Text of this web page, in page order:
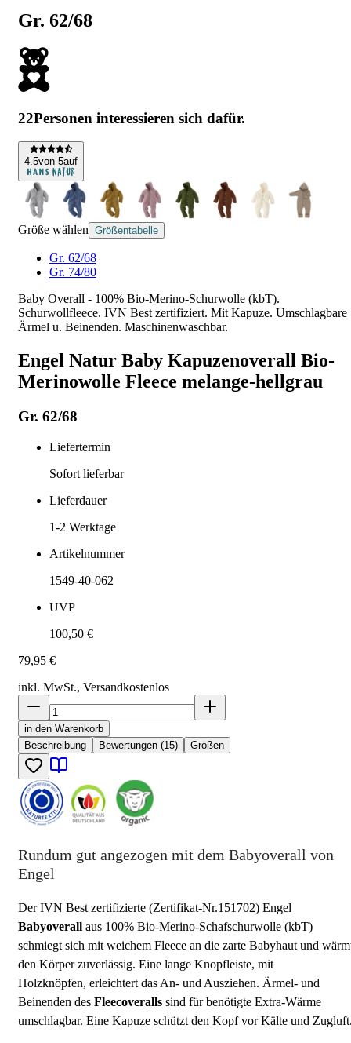
Gr. 62/68
22Personen interessieren sich dafür.
4.5von 5auf
Größe wählen Größentabelle
Gr. 62/68
Gr. 74/80
Baby Overall - 100% Bio-Merino-Schurwolle (kbT).
Schurwollfleece. IVN Best zertifiziert. Mit Kapuze. Umschlagbare
Ärmel u. Beinenden. Maschinenwaschbar.
Engel Natur Baby Kapuzenoverall Bio-
Merinowolle Fleece melange-hellgrau
Gr. 62/68
Liefertermin
Sofort lieferbar
Lieferdauer
1-2 Werktage
Artikelnummer
1549-40-062
UVP
100,50 €
79,95 €
inkl. MwSt., Versandkostenlos
in den Warenkorb
Beschreibung
Bewertungen (15) Größen
Rundum gut angezogen mit dem Babyoverall von
Engel
Der IVN Best zertifizierte (Zertifikat-Nr.151702) Engel
Babyoverall aus 100% Bio-Merino-Schafschurwolle (kbT)
schmiegt sich mit weichem Fleece an die zarte Babyhaut und
den Körper zuverlässig. Eine lange Knopfleiste, mit
Holzknöpfen, erleichtert das An- und Ausziehen. Ärmel- und
Beinenden des Fleecoveralls sind für benötigte Extra-Wärme
umschlagbar. Eine Kapuze schützt den Kopf vor Kälte und